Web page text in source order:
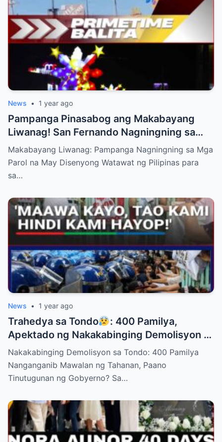
News • 1 year ago
Pampanga Pinasabog ang Makabayang
Liwanag! San Fernando Nagningning sa
Parol na May Disenyong Watawat para sa
Araw ng Kalayaan 2025!
Makabayang Liwanag: Pampanga Nagningning sa Mga
Parol na May Disenyong Watawat ng Pilipinas para
sa…
News • 1 year ago
Trahedya sa Tondo
: 400 Pamilya,
Apektado ng Nakakabinging Demolisyon —
Paano Sila Makakatakas?
Nakakabinging Demolisyon sa Tondo: 400 Pamilya
Nanganganib Mawalan ng Tahanan, Paano
Tinutugunan ng Gobyerno? Sa…